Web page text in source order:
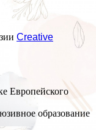
Creative
Европейского
образование